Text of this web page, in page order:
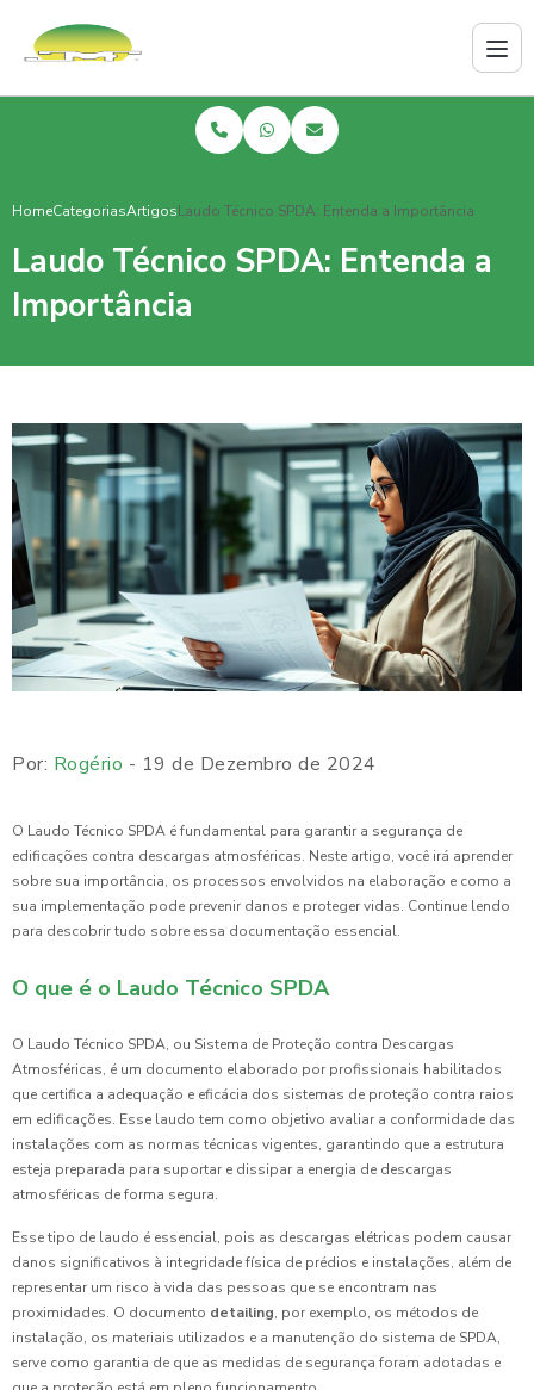
HomeCategoriasArtigosLaudo Técnico SPDA: Entenda a Importância
Laudo Técnico SPDA: Entenda a
Importância
Por: Rogério - 19 de Dezembro de 2024
O Laudo Técnico SPDA é fundamental para garantir a segurança de
edificações contra descargas atmosféricas. Neste artigo, você irá aprender
sobre sua importância, os processos envolvidos na elaboração e como a
sua implementação pode prevenir danos e proteger vidas. Continue lendo
para descobrir tudo sobre essa documentação essencial.
O que é o Laudo Técnico SPDA
O Laudo Técnico SPDA, ou Sistema de Proteção contra Descargas
Atmosféricas, é um documento elaborado por profissionais habilitados
que certifica a adequação e eficácia dos sistemas de proteção contra raios
em edificações. Esse laudo tem como objetivo avaliar a conformidade das
instalações com as normas técnicas vigentes, garantindo que a estrutura
esteja preparada para suportar e dissipar a energia de descargas
atmosféricas de forma segura.
Esse tipo de laudo é essencial, pois as descargas elétricas podem causar
danos significativos à integridade física de prédios e instalações, além de
representar um risco à vida das pessoas que se encontram nas
proximidades. O documento detailing, por exemplo, os métodos de
instalação, os materiais utilizados e a manutenção do sistema de SPDA,
serve como garantia de que as medidas de segurança foram adotadas e